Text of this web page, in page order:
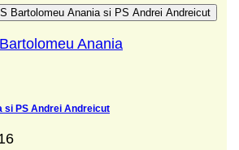
Bartolomeu Anania si PS Andrei Andreicut
Anania
si PS Andrei Andreicut